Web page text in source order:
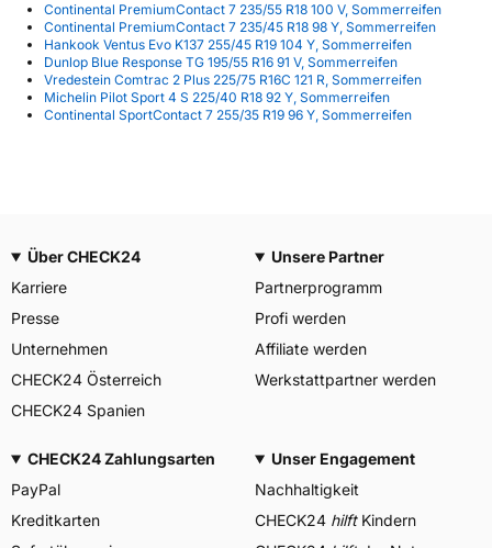
Continental PremiumContact 7 235/55 R18 100 V, Sommerreifen
Continental PremiumContact 7 235/45 R18 98 Y, Sommerreifen
Hankook Ventus Evo K137 255/45 R19 104 Y, Sommerreifen
Dunlop Blue Response TG 195/55 R16 91 V, Sommerreifen
Vredestein Comtrac 2 Plus 225/75 R16C 121 R, Sommerreifen
Michelin Pilot Sport 4 S 225/40 R18 92 Y, Sommerreifen
Continental SportContact 7 255/35 R19 96 Y, Sommerreifen
Über CHECK24
Karriere
Presse
Unternehmen
CHECK24 Österreich
CHECK24 Spanien
Unsere Partner
Partnerprogramm
Profi werden
Affiliate werden
Werkstattpartner werden
CHECK24 Zahlungsarten
PayPal
Kreditkarten
Unser Engagement
Nachhaltigkeit
CHECK24 hilftKindern